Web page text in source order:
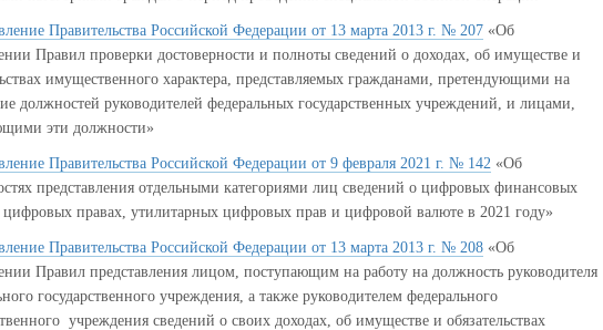
Правительства Российской Федерации от 13 марта 2013 г. № 207 «Об
Правил проверки достоверности и полноты сведений о доходах, об имуществе и
имущественного характера, представляемых гражданами, претендующими на
должностей руководителей федеральных государственных учреждений, и лицами,
эти должности»
Правительства Российской Федерации от 9 февраля 2021 г. № 142 «Об
представления отдельными категориями лиц сведений о цифровых финансовых
цифровых правах, утилитарных цифровых прав и цифровой валюте в 2021 году»
Правительства Российской Федерации от 13 марта 2013 г. № 208 «Об
Правил представления лицом, поступающим на работу на должность руководителя
государственного учреждения, а также руководителем федерального
учреждения сведений о своих доходах, об имуществе и обязательствах